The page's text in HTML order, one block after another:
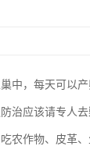
中，每天可以
治应该请专人
农作物、皮革